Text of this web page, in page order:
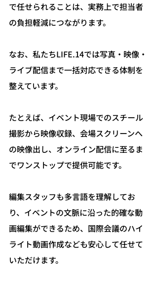
で任せられることは、実務上で担当者
の負担軽減につながります。
なお、私たちLIFE.14では写真・映像・
ライブ配信まで一括対応できる体制を
整えています。
たとえば、イベント現場でのスチール
撮影から映像収録、会場スクリーンへ
の映像出し、オンライン配信に至るま
でワンストップで提供可能です。
編集スタッフも多言語を理解してお
り、イベントの文脈に沿った的確な動
画編集ができるため、国際会議のハイ
ライト動画作成なども安心して任せて
いただけます。